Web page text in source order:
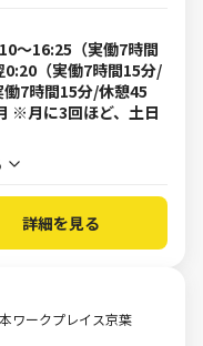
～16:25（実働7時間
（実働7時間15分/
7時間15分/休憩45
※月に3回ほど、土日
詳細を見る
ワークプレイス京葉